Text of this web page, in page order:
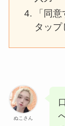
「同
タップ
ぬこさん